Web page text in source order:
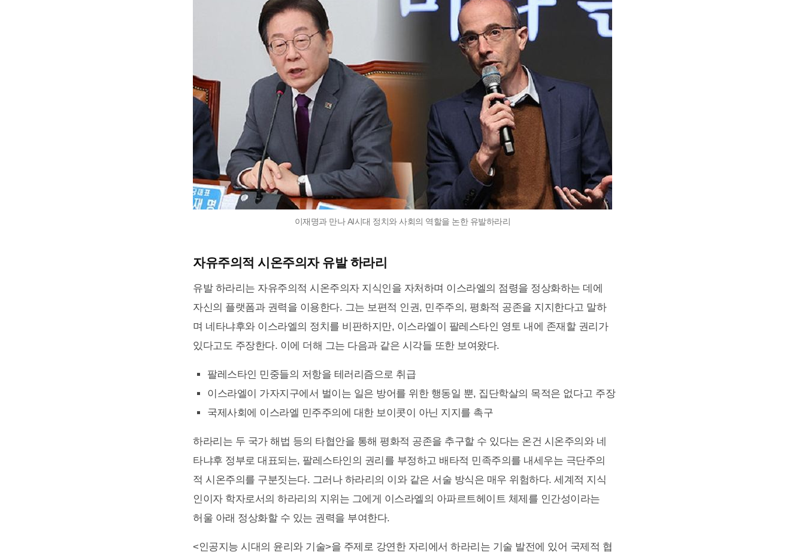
이재명과 만나 AI시대 정치와 사회의 역할을 논한 유발하라리
자유주의적 시온주의자 유발 하라리
유발 하라리는 자유주의적 시온주의자 지식인을 자처하며 이스라엘의 점령을 정상화하는 데에
자신의 플랫폼과 권력을 이용한다. 그는 보편적 인권, 민주주의, 평화적 공존을 지지한다고 말하
며 네타냐후와 이스라엘의 정치를 비판하지만, 이스라엘이 팔레스타인 영토 내에 존재할 권리가
있다고도 주장한다. 이에 더해 그는 다음과 같은 시각들 또한 보여왔다.
팔레스타인 민중들의 저항을 테러리즘으로 취급
이스라엘이 가자지구에서 벌이는 일은 방어를 위한 행동일 뿐, 집단학살의 목적은 없다고 주장
국제사회에 이스라엘 민주주의에 대한 보이콧이 아닌 지지를 촉구
하라리는 두 국가 해법 등의 타협안을 통해 평화적 공존을 추구할 수 있다는 온건 시온주의와 네
타냐후 정부로 대표되는, 팔레스타인의 권리를 부정하고 배타적 민족주의를 내세우는 극단주의
적 시온주의를 구분짓는다. 그러나 하라리의 이와 같은 서술 방식은 매우 위험하다. 세계적 지식
인이자 학자로서의 하라리의 지위는 그에게 이스라엘의 아파르트헤이트 체제를 인간성이라는
허울 아래 정상화할 수 있는 권력을 부여한다.
<인공지능 시대의 윤리와 기술>을 주제로 강연한 자리에서 하라리는 기술 발전에 있어 국제적 협